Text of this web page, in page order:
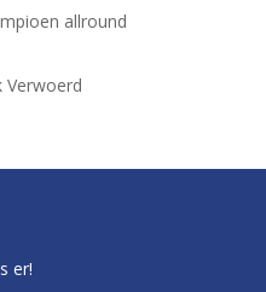
allround
er!